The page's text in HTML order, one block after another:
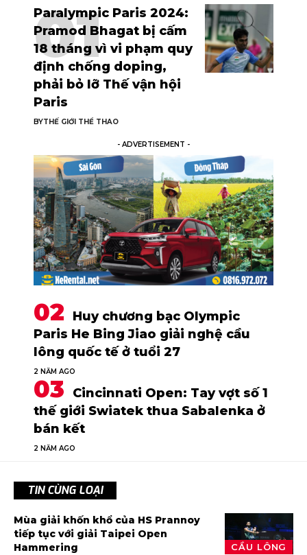
Paralympic Paris 2024:
Pramod Bhagat bị cấm
18 tháng vì vi phạm quy
định chống doping,
phải bỏ lỡ Thế vận hội
Paris
BYTHẾ GIỚI THỂ THAO
- ADVERTISEMENT -
Huy chương bạc Olympic
Paris He Bing Jiao giải nghệ cầu
lông quốc tế ở tuổi 27
2 NĂM AGO
Cincinnati Open: Tay vợt số 1
thế giới Swiatek thua Sabalenka ở
bán kết
2 NĂM AGO
TIN CÙNG LOẠI
CẦU LÔNG
Mùa giải khốn khổ của HS Prannoy
tiếp tục với giải Taipei Open
Hammering